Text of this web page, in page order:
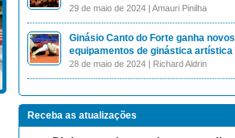
29 de maio de 2024 | Amauri Pinilha
Ginásio Canto do Forte ganha novos
equipamentos de ginástica artística
28 de maio de 2024 | Richard Aldrin
Receba as atualizações